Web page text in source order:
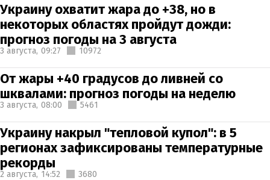
Украину охватит жара до +38, но в
некоторых областях пройдут дожди:
прогноз погоды на 3 августа
3 августа, 09:27 10972
От жары +40 градусов до ливней со
шквалами: прогноз погоды на неделю
3 августа, 08:00 5461
Украину накрыл "тепловой купол": в 5
регионах зафиксированы температурные
рекорды
2 августа, 14:52 3680